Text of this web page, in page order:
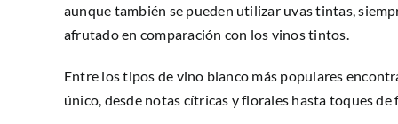
aunque también se pueden utilizar uvas tintas,
afrutado en comparación con los vinos tintos.
Entre los tipos de vino blanco más populares
único, desde notas cítricas y florales hasta toques